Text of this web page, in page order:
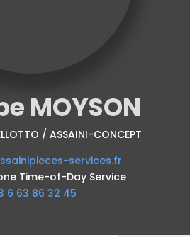
MOYSON
/ ASSAINI-CONCEPT
services.fr
Time-of-Day Service
6 63 86 32 45